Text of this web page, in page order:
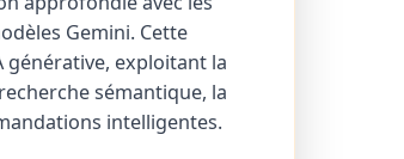
Gemini. Cette
exploitant la
sémantique, la
intelligentes.